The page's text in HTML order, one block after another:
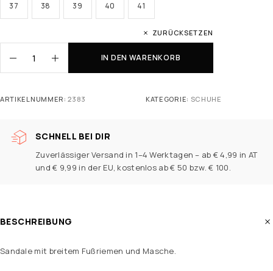
37 38 39 40 41
ZURÜCKSETZEN
IN DEN WARENKORB
ARTIKELNUMMER:2383 KATEGORIE: SCHUHE
SCHNELL BEI DIR
Zuverlässiger Versand in 1–4 Werktagen – ab € 4,99 in AT
und € 9,99 in der EU, kostenlos ab € 50 bzw. € 100.
BESCHREIBUNG
Sandale mit breitem Fußriemen und Masche.